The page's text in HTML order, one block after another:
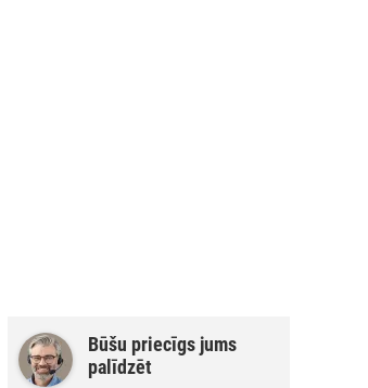
Būšu priecīgs jums
palīdzēt